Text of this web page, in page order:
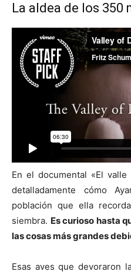
La aldea de los 350
En el documental «El
detalladamente cómo
población que ella
siembra. Es curioso hasta
las cosas más grandes
Esas aves que devoraron